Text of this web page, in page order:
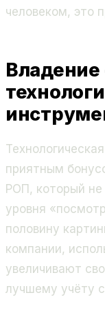
человеком, это
приятным
РОП, который не
уровня
половину
компании,
увеличивают
лучшему учёту